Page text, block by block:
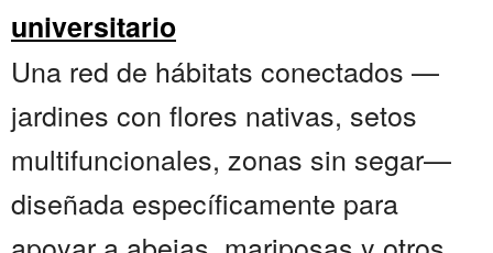
universitario
Una red de hábitats conectados —
jardines con flores nativas, setos
multifuncionales, zonas sin segar—
diseñada específicamente para